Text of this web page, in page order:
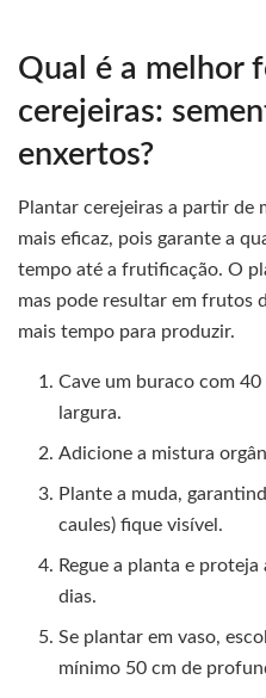
Qual é a melhor
cerejeiras:
enxertos?
Plantar cerejeiras a partir de
mais eficaz, pois garante a
tempo até a frutificação. O
mas pode resultar em frutos
mais tempo para produzir.
Cave um buraco com
largura.
Adicione a mistura
Plante a muda,
caules) fique visível.
Regue a planta e
dias.
Se plantar em vaso,
mínimo 50 cm de